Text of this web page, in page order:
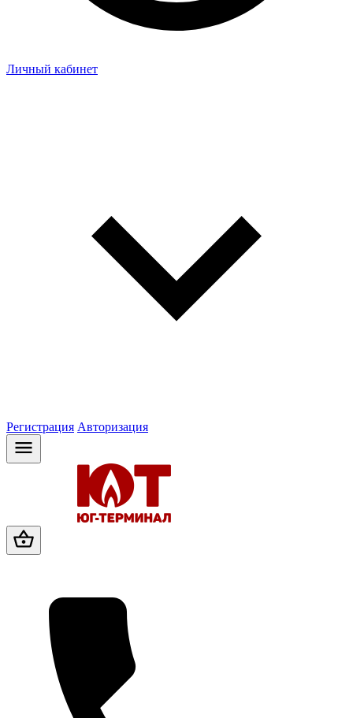
Личный кабинет
Регистрация Авторизация